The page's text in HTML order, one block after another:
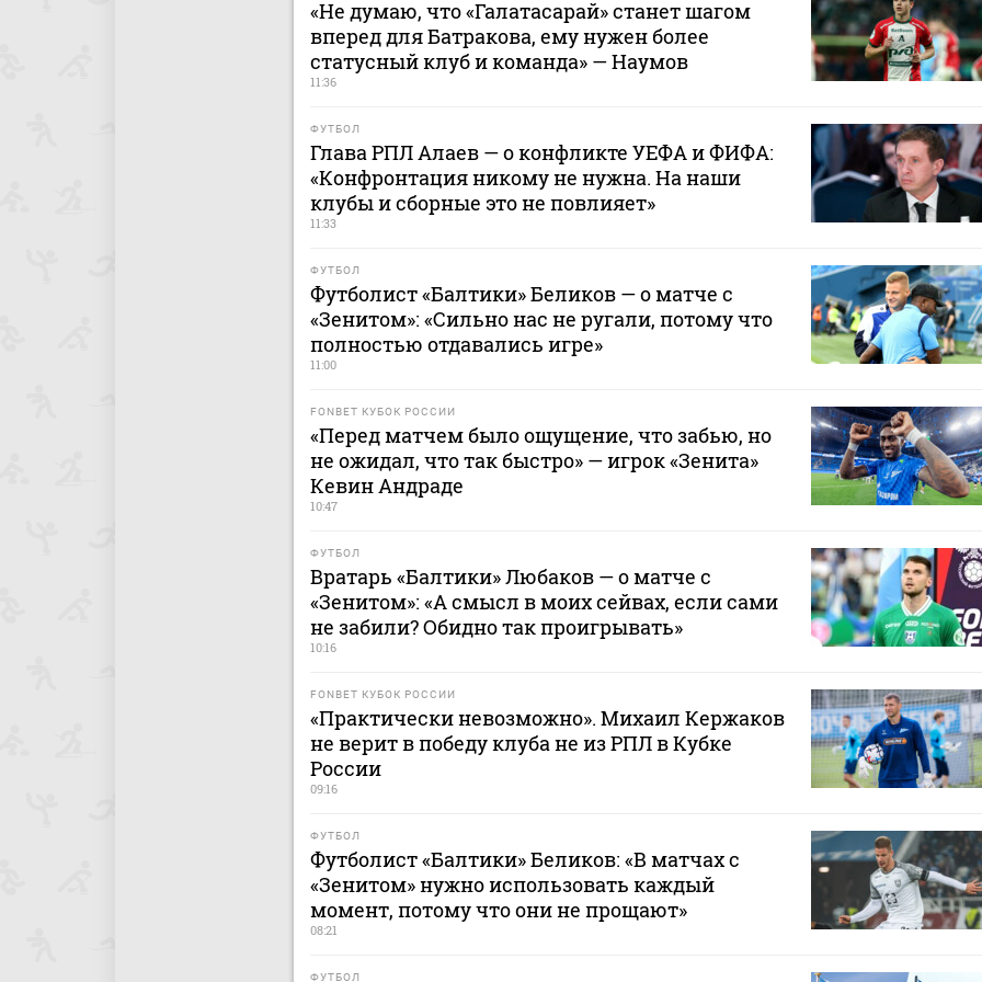
«Не думаю, что «Галатасарай» станет шагом
вперед для Батракова, ему нужен более
статусный клуб и команда» — Наумов
11:36
ФУТБОЛ
Глава РПЛ Алаев — о конфликте УЕФА и ФИФА:
«Конфронтация никому не нужна. На наши
клубы и сборные это не повлияет»
11:33
ФУТБОЛ
Футболист «Балтики» Беликов — о матче с
«Зенитом»: «Сильно нас не ругали, потому что
полностью отдавались игре»
11:00
FONBET КУБОК РОССИИ
«Перед матчем было ощущение, что забью, но
не ожидал, что так быстро» — игрок «Зенита»
Кевин Андраде
10:47
ФУТБОЛ
Вратарь «Балтики» Любаков — о матче с
«Зенитом»: «А смысл в моих сейвах, если сами
не забили? Обидно так проигрывать»
10:16
FONBET КУБОК РОССИИ
«Практически невозможно». Михаил Кержаков
не верит в победу клуба не из РПЛ в Кубке
России
09:16
ФУТБОЛ
Футболист «Балтики» Беликов: «В матчах с
«Зенитом» нужно использовать каждый
момент, потому что они не прощают»
08:21
ФУТБОЛ